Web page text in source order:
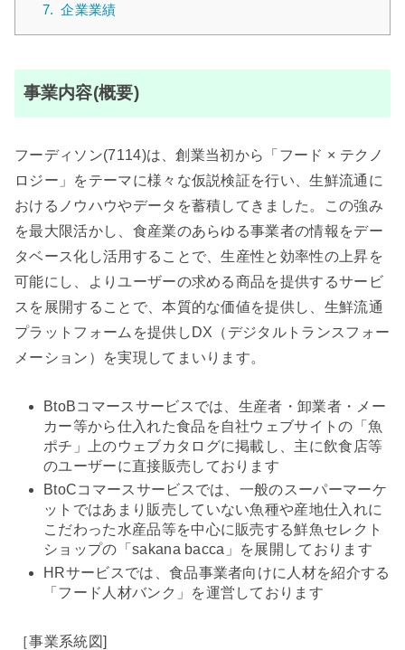
7. 企業業績
事業内容(概要)
フーディソン(7114)は、創業当初から「フード × テクノ
ロジー」をテーマに様々な仮説検証を行い、生鮮流通に
おけるノウハウやデータを蓄積してきました。この強み
を最大限活かし、食産業のあらゆる事業者の情報をデー
タベース化し活用することで、生産性と効率性の上昇を
可能にし、よりユーザーの求める商品を提供するサービ
スを展開することで、本質的な価値を提供し、生鮮流通
プラットフォームを提供しDX（デジタルトランスフォー
メーション）を実現してまいります。
BtoBコマースサービスでは、生産者・卸業者・メー
カー等から仕入れた食品を自社ウェブサイトの「魚
ポチ」上のウェブカタログに掲載し、主に飲食店等
のユーザーに直接販売しております
BtoCコマースサービスでは、一般のスーパーマーケ
ットではあまり販売していない魚種や産地仕入れに
こだわった水産品等を中心に販売する鮮魚セレクト
ショップの「sakana bacca」を展開しております
HRサービスでは、食品事業者向けに人材を紹介する
「フード人材バンク」を運営しております
［事業系統図]